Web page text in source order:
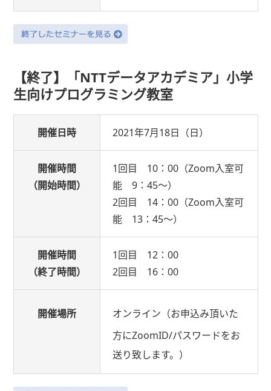
【終了】「NTTデータアカデミア」小学
生向けプログラミング教室
開催日時 2021年7月18日（日）
開催時間
（開始時間）
1回目 10：00（Zoom入室可
能 9：45～）
2回目 14：00（Zoom入室可
能 13：45～）
開催時間
（終了時間）
1回目 12：00
2回目 16：00
開催場所
オンライン（お申込み頂いた
方にZoomID/パスワードをお
送り致します。）